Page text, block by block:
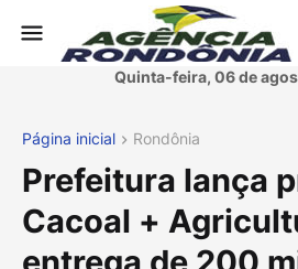
Quinta-feira, 06 de
Página inicial Rondônia
Prefeitura lança
Cacoal +